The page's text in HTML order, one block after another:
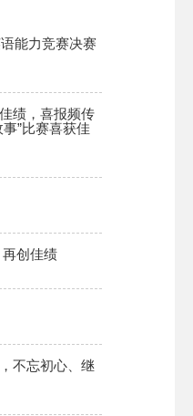
能力竞赛决赛
绩，喜报频传
”比赛喜获佳
再创佳绩
不忘初心、继